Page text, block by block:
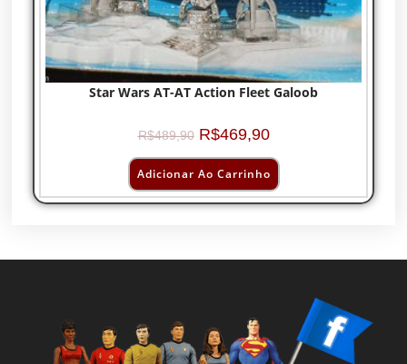
Star Wars AT-AT Action Fleet Galoob
R$489,90 R$469,90
Adicionar Ao Carrinho